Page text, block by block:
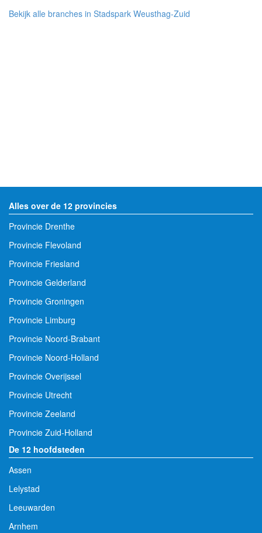
Bekijk alle branches in Stadspark Weusthag-Zuid
Alles over de 12 provincies
Provincie Drenthe
Provincie Flevoland
Provincie Friesland
Provincie Gelderland
Provincie Groningen
Provincie Limburg
Provincie Noord-Brabant
Provincie Noord-Holland
Provincie Overijssel
Provincie Utrecht
Provincie Zeeland
Provincie Zuid-Holland
De 12 hoofdsteden
Assen
Lelystad
Leeuwarden
Arnhem